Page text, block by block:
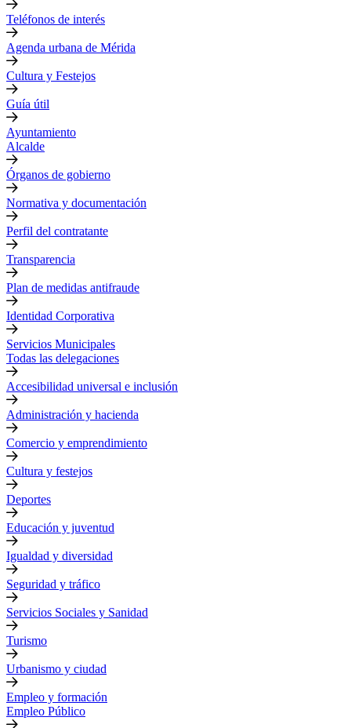
Teléfonos de interés
Agenda urbana de Mérida
Cultura y Festejos
Guía útil
Ayuntamiento
Alcalde
Órganos de gobierno
Normativa y documentación
Perfil del contratante
Transparencia
Plan de medidas antifraude
Identidad Corporativa
Servicios Municipales
Todas las delegaciones
Accesibilidad universal e inclusión
Administración y hacienda
Comercio y emprendimiento
Cultura y festejos
Deportes
Educación y juventud
Igualdad y diversidad
Seguridad y tráfico
Servicios Sociales y Sanidad
Turismo
Urbanismo y ciudad
Empleo y formación
Empleo Público